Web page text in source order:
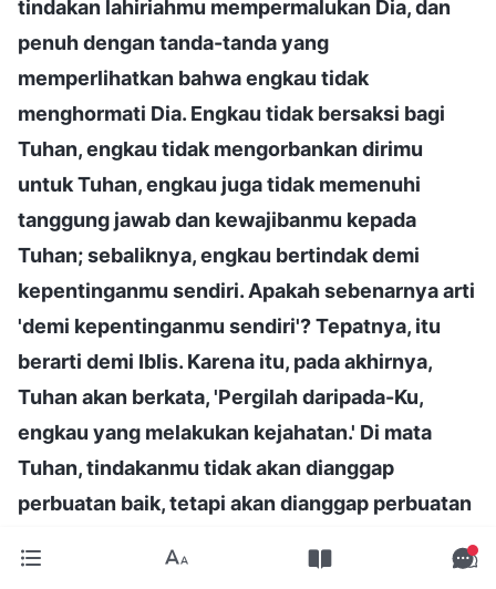
tindakan lahiriahmu mempermalukan Dia, dan
penuh dengan tanda-tanda yang
memperlihatkan bahwa engkau tidak
menghormati Dia. Engkau tidak bersaksi bagi
Tuhan, engkau tidak mengorbankan dirimu
untuk Tuhan, engkau juga tidak memenuhi
tanggung jawab dan kewajibanmu kepada
Tuhan; sebaliknya, engkau bertindak demi
kepentinganmu sendiri. Apakah sebenarnya arti
'demi kepentinganmu sendiri'? Tepatnya, itu
berarti demi Iblis. Karena itu, pada akhirnya,
Tuhan akan berkata, 'Pergilah daripada-Ku,
engkau yang melakukan kejahatan.' Di mata
Tuhan, tindakanmu tidak akan dianggap
perbuatan baik, tetapi akan dianggap perbuatan
perkenanan Tuhan—semua itu akan dikutuk.